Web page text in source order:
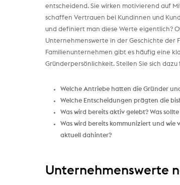
entscheidend. Sie wirken motivierend auf
schaffen Vertrauen bei Kundinnen und
und definiert man diese Werte eigentlich?
Unternehmenswerte in der Geschichte der
Familienunternehmen gibt es häufig eine
Gründerpersönlichkeit. Stellen Sie sich
Welche Antriebe hatten die Gründer
Welche Entscheidungen prägten die
Was wird bereits aktiv gelebt? Was
Was wird bereits kommuniziert und wie
aktuell dahinter?
Unternehmenswerte